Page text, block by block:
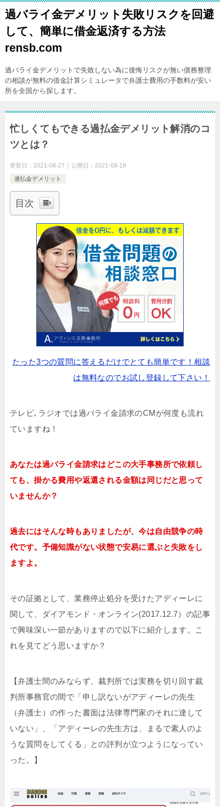
過バライ金デメリット失敗リスクを回避
して、簡単に借金返済する方法
rensb.com
過バライ金デメリットで失敗しない為に後悔リスクが無い債務整理
の相談が無料の借金計算シミュレータで弁護士費用の手数料が安い
所を全国から探します。
忙しくてもできる過払金デメリット解消のコ
ツとは？
更新日： 2021-08-27 公開日： 2021-08-19
過払金デメリット
目次
たった3つの質問に答えるだけでとても簡単です！相談
は無料なのでお試し登録して下さい！
テレビ､ラジオでは過バライ金請求のCMが何度も流れ
ていますね！
あなたは過バライ金請求はどこの大手事務所で依頼し
ても、掛かる費用や返還される金額は同じだと思って
いませんか？
過去にはそんな時もありましたが、今は自由競争の時
代です。予備知識がない状態で安易に選ぶと失敗をし
ますよ。
その証拠として、業務停止処分を受けたアディーレに
関して、ダイアモンド・オンライン(2017.12.7）の記事
で興味深い一節がありますので以下に紹介します。こ
れを見てどう思いますか？
【弁護士間のみならず、裁判所では実務を切り回す裁
判所事務官の間で「申し訳ないがアディーレの先生
（弁護士）の作った書面は法律専門家のそれに達して
いない」、「アディーレの先生方は、まるで素人のよ
うな質問をしてくる」との評判が立つようになってい
った。】